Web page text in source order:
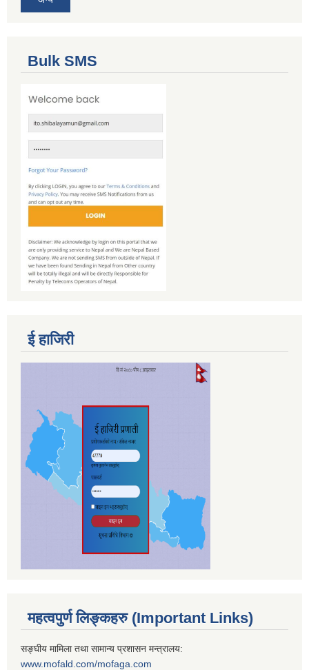
Bulk SMS
ई हाजिरी
महत्वपुर्ण लिङ्कहरु (Important Links)
सङ्घीय मामिला तथा सामान्य प्रशासन मन्त्रालय:
www.mofald.com/mofaga.com